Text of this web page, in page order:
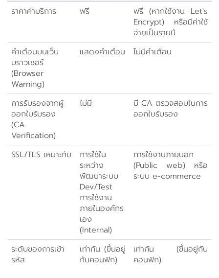
ราคาค่าบริการ
ฟรี
ฟรี (หากใช้งาน Let's
Encrypt) หรือมีค่าใช้
จ่ายเป็นรายปี
คำเตือนบนเว็บ
บราวเซอร์
(Browser
Warning)
แสดงคำเตือน ไม่มีคำเตือน
การรับรองจากผู้
ออกใบรับรอง
(CA
Verification)
ไม่มี
มี CA ตรวจสอบในการ
ออกใบรับรอง
SSL/TLS เหมาะกับ
การใช้ใน
ระหว่าง
พัฒนาระบบ
Dev/Test
การใช้งาน
ภายในองค์กร
เอง
(Internal)
การใช้งานภายนอก
(Public web) หรือ
ระบบ e-commerce
ระดับของการเข้า
รหัส
เท่ากัน (ขึ้นอยู่
กับคอนฟิก)
เท่ากัน (ขึ้นอยู่กับ
คอนฟิก)